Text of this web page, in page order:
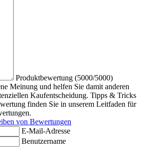
Produktbewertung (5000/5000)
Meinung und helfen Sie damit anderen
Kaufentscheidung. Tipps & Tricks
finden Sie in unserem Leitfaden für
von Bewertungen
E-Mail-Adresse
Benutzername